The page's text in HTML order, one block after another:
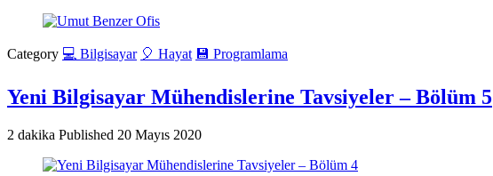
Category 💻 Bilgisayar 🎈 Hayat 💾 Programlama
Yeni Bilgisayar Mühendislerine Tavsiyeler – Bölüm 5
2 dakika Published 20 Mayıs 2020